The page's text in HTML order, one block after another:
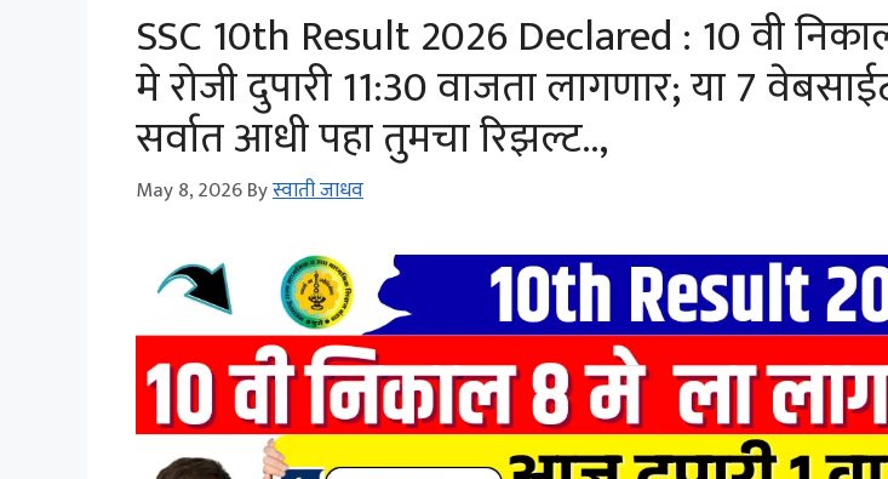
SSC 10th Result 2026 Declared : 10 वी
मे रोजी दुपारी 11:30 वाजता लागणार; या 7
सर्वात आधी पहा तुमचा रिझल्ट..,
May 8, 2026Byस्वाती जाधव